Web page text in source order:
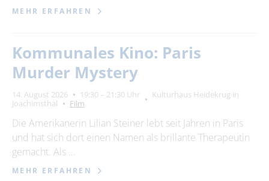
Erweiterte Suche
Zeitraum
von
bis
MEHR ERFAHREN
Kommunales Kino: Paris
Murder Mystery
14. August 2026 19:30 – 21:30 Uhr
Kulturhaus Heidekrug in
Joachimsthal
Film
Die Amerikanerin Lilian Steiner lebt seit Jahren in Paris
und hat sich dort einen Namen als brillante Therapeutin
gemacht. Als …
MEHR ERFAHREN